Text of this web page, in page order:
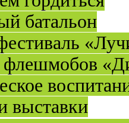
батальон
флешмобов
выставки